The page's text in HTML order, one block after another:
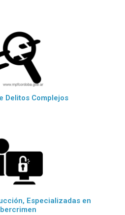
Delitos Complejos
Especializadas en